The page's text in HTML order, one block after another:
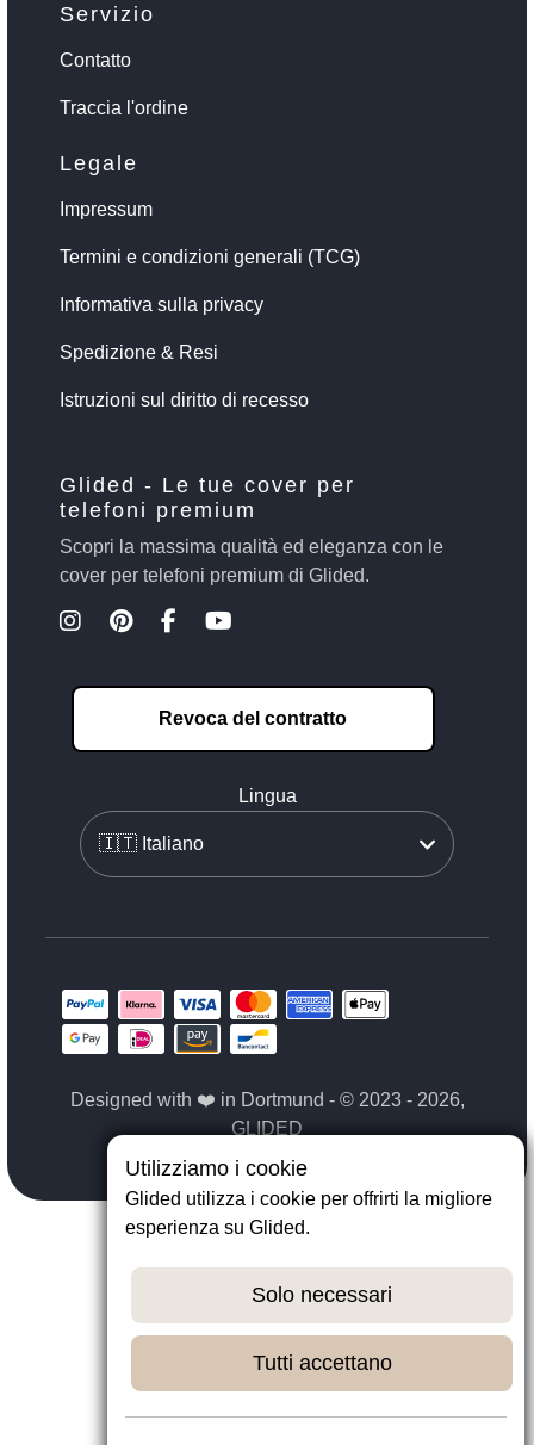
Servizio
Contatto
Traccia l'ordine
Legale
Impressum
Termini e condizioni generali (TCG)
Informativa sulla privacy
Spedizione & Resi
Istruzioni sul diritto di recesso
Glided - Le tue cover per
telefoni premium
Scopri la massima qualità ed eleganza con le
cover per telefoni premium di Glided.
Revoca del contratto
Lingua
Designed with ❤️ in Dortmund - © 2023 - 2026,
GLIDED
Utilizziamo i cookie
Glided utilizza i cookie per offrirti la migliore
esperienza su Glided.
Solo necessari
Tutti accettano